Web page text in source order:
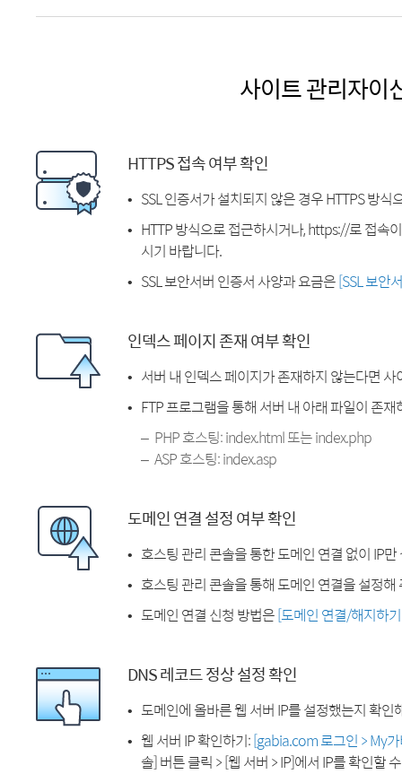
사이트 관리자이
HTTPS 접속 여부 확인
SSL 인증서가 설치되지 않은 경우 HTTPS 방식
HTTP 방식으로 접근하시거나, https://로 접속
시기 바랍니다.
SSL 보안서버 인증서 사양과 요금은[SSL 보안
인덱스 페이지 존재 여부 확인
서버 내 인덱스 페이지가 존재하지 않는다면
FTP 프로그램을 통해 서버 내 아래 파일이 존
PHP 호스팅: index.html 또는 index.php
ASP 호스팅: index.asp
도메인 연결 설정 여부 확인
호스팅 관리 콘솔을 통한 도메인 연결 없이 IP
호스팅 관리 콘솔을 통해 도메인 연결을 설정해
도메인 연결 신청 방법은[도메인 연결/해지하
DNS 레코드 정상 설정 확인
도메인에 올바른 웹 서버 IP를 설정했는지 확인
웹 서버 IP 확인하기:[gabia.com 로그인 > My
솔] 버튼 클릭 > [웹 서버 > IP]에서 IP를 확인할